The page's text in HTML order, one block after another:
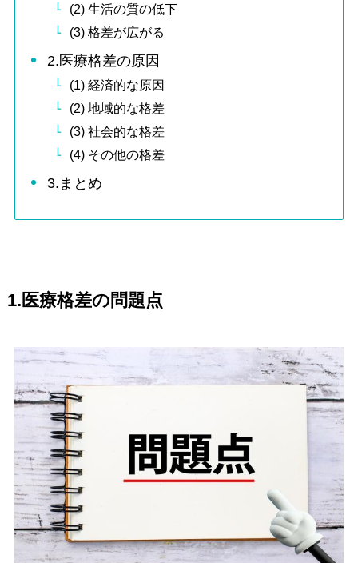
(2) 生活の質の低下
(3) 格差が広がる
2.医療格差の原因
(1) 経済的な原因
(2) 地域的な格差
(3) 社会的な格差
(4) その他の格差
3.まとめ
1.医療格差の問題点